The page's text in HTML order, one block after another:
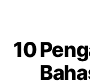
10